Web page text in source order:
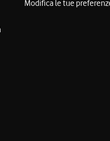
Modifica le tue